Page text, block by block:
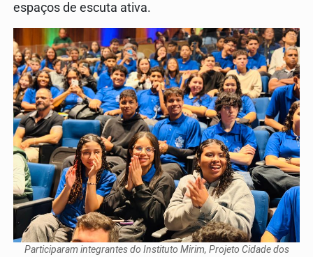
espaços de escuta ativa.
Participaram integrantes do Instituto Mirim, Projeto Cidade dos